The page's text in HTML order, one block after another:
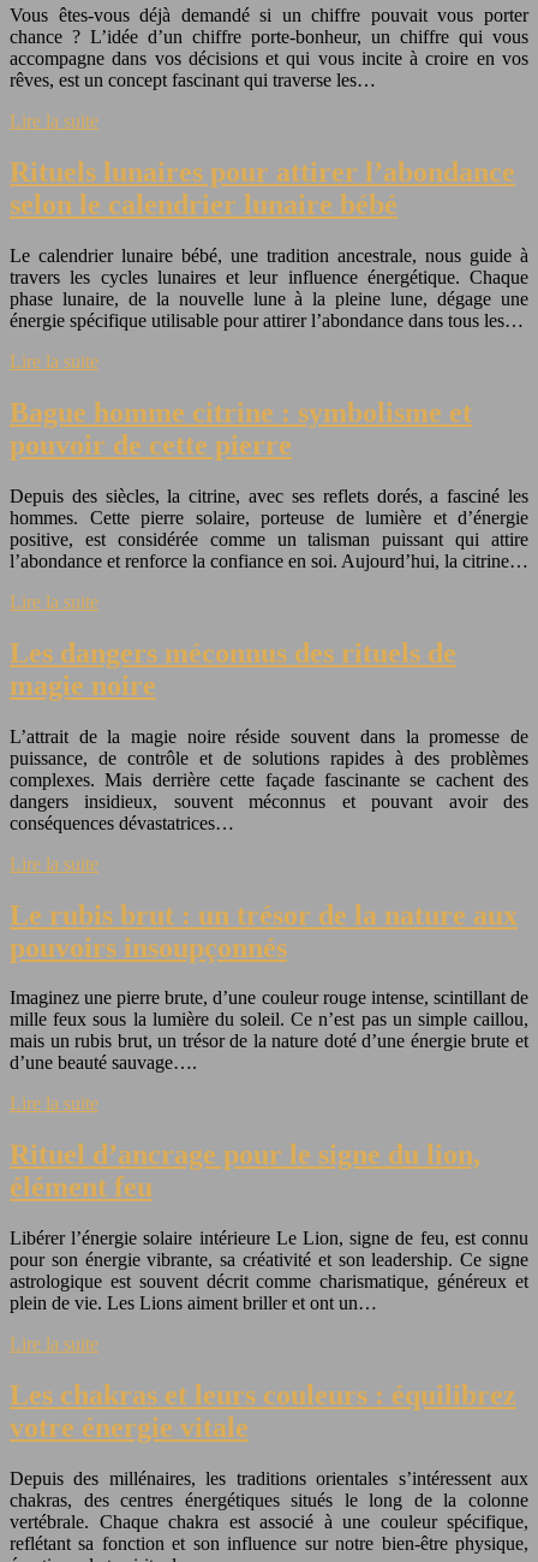
Vous êtes-vous déjà demandé si un chiffre pouvait vous porter
chance ? L’idée d’un chiffre porte-bonheur, un chiffre qui vous
accompagne dans vos décisions et qui vous incite à croire en vos
rêves, est un concept fascinant qui traverse les…
Lire la suite
Rituels lunaires pour attirer l’abondance
selon le calendrier lunaire bébé
Le calendrier lunaire bébé, une tradition ancestrale, nous guide à
travers les cycles lunaires et leur influence énergétique. Chaque
phase lunaire, de la nouvelle lune à la pleine lune, dégage une
énergie spécifique utilisable pour attirer l’abondance dans tous les…
Lire la suite
Bague homme citrine : symbolisme et
pouvoir de cette pierre
Depuis des siècles, la citrine, avec ses reflets dorés, a fasciné les
hommes. Cette pierre solaire, porteuse de lumière et d’énergie
positive, est considérée comme un talisman puissant qui attire
l’abondance et renforce la confiance en soi. Aujourd’hui, la citrine…
Lire la suite
Les dangers méconnus des rituels de
magie noire
L’attrait de la magie noire réside souvent dans la promesse de
puissance, de contrôle et de solutions rapides à des problèmes
complexes. Mais derrière cette façade fascinante se cachent des
dangers insidieux, souvent méconnus et pouvant avoir des
conséquences dévastatrices…
Lire la suite
Le rubis brut : un trésor de la nature aux
pouvoirs insoupçonnés
Imaginez une pierre brute, d’une couleur rouge intense, scintillant de
mille feux sous la lumière du soleil. Ce n’est pas un simple caillou,
mais un rubis brut, un trésor de la nature doté d’une énergie brute et
d’une beauté sauvage….
Lire la suite
Rituel d’ancrage pour le signe du lion,
élément feu
Libérer l’énergie solaire intérieure Le Lion, signe de feu, est connu
pour son énergie vibrante, sa créativité et son leadership. Ce signe
astrologique est souvent décrit comme charismatique, généreux et
plein de vie. Les Lions aiment briller et ont un…
Lire la suite
Les chakras et leurs couleurs : équilibrez
votre énergie vitale
Depuis des millénaires, les traditions orientales s’intéressent aux
chakras, des centres énergétiques situés le long de la colonne
vertébrale. Chaque chakra est associé à une couleur spécifique,
reflétant sa fonction et son influence sur notre bien-être physique,